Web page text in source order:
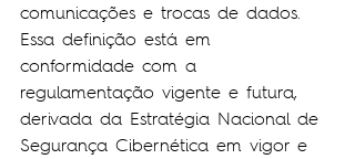
comunicações e trocas de dados.
Essa definição está em
conformidade com a
regulamentação vigente e futura,
derivada da Estratégia Nacional de
Segurança Cibernética em vigor e